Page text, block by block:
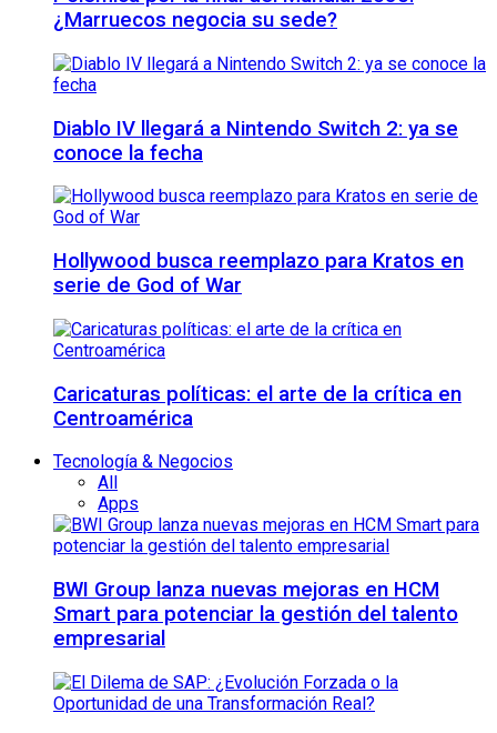
¿Marruecos negocia su sede?
Diablo IV llegará a Nintendo Switch 2: ya se
conoce la fecha
Hollywood busca reemplazo para Kratos en
serie de God of War
Caricaturas políticas: el arte de la crítica en
Centroamérica
Tecnología & Negocios
All
Apps
BWI Group lanza nuevas mejoras en HCM
Smart para potenciar la gestión del talento
empresarial